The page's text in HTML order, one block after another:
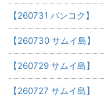
【260731 バンコク】
【260730 サムイ島】
【260729 サムイ島】
【260727 サムイ島】